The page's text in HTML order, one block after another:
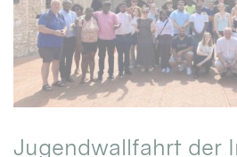
Jugendwallfahrt der